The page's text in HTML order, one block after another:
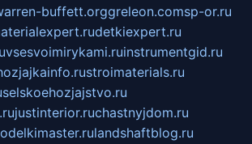
buffett.orggreleon.comsp-or.ru
detkiexpert.ru
vsesvoimirykami.ruinstrumentgid.ru
stroimaterials.ru
selskoehozjajstvo.ru
justinterior.ruchastnyjdom.ru
landshaftblog.ru